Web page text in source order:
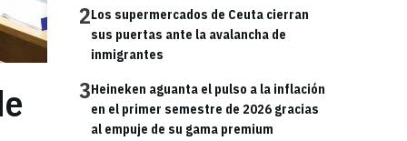
2Los supermercados de Ceuta cierran
sus puertas ante la avalancha de
inmigrantes
3Heineken aguanta el pulso a la inflación
en el primer semestre de 2026 gracias
al empuje de su gama premium